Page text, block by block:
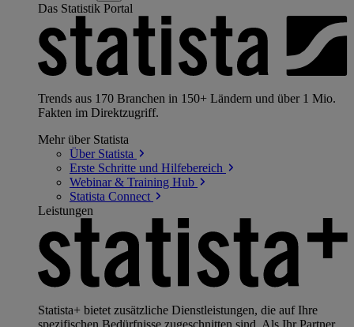
Das Statistik Portal
Trends aus 170 Branchen in 150+ Ländern und über 1 Mio.
Fakten im Direktzugriff.
Mehr über Statista
Über Statista
Erste Schritte und Hilfebereich
Webinar & Training Hub
Statista Connect
Leistungen
Statista+ bietet zusätzliche Dienstleistungen, die auf Ihre
spezifischen Bedürfnisse zugeschnitten sind. Als Ihr Partner